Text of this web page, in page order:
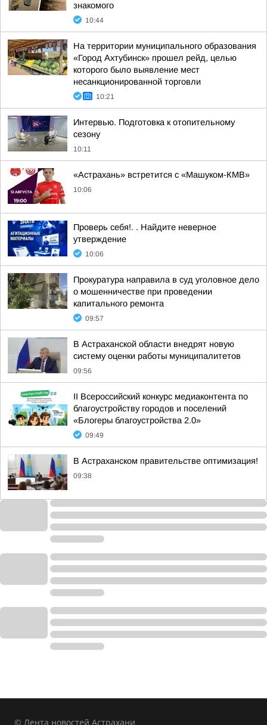
знакомого
10:44
На территории муниципального образования
«Город Ахтубинск» прошел рейд, целью
которого было выявление мест
несанкционированной торговли
10:21
Интервью. Подготовка к отопительному
сезону
10:11
«Астрахань» встретится с «Машуком-КМВ»
10:06
Проверь себя!. . Найдите неверное
утверждение
10:06
Прокуратура направила в суд уголовное дело
о мошенничестве при проведении
капитального ремонта
09:57
В Астраханской области внедрят новую
систему оценки работы муниципалитетов
09:56
II Всероссийский конкурс медиаконтента по
благоустройству городов и поселений
«Блогеры благоустройства 2.0»
09:49
В Астраханском правительстве оптимизация!
09:38
© Лента новостей Астрахани